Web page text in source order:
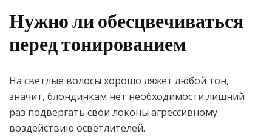
Нужно ли обесцвечиваться
перед тонированием
На светлые волосы хорошо ляжет любой тон,
значит, блондинкам нет необходимости лишний
раз подвергать свои локоны агрессивному
воздействию осветлителей.